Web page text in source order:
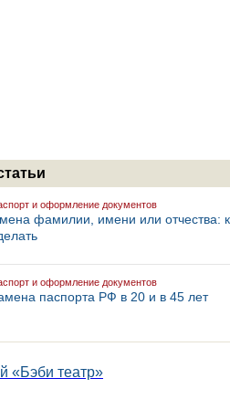
и оформление документов
фамилии, имени или отчества:
и оформление документов
паспорта РФ в 20 и в 45 лет